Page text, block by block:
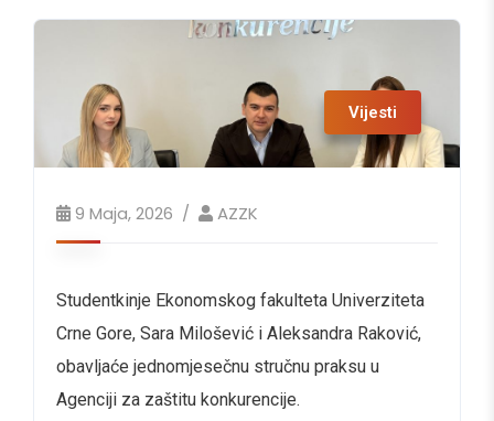
Vijesti
9 Maja, 2026 AZZK
Studentkinje Ekonomskog fakulteta Univerziteta
Crne Gore, Sara Milošević i Aleksandra Raković,
obavljaće jednomjesečnu stručnu praksu u
Agenciji za zaštitu konkurencije.